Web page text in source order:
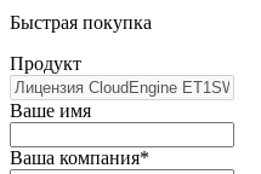
Быстрая покупка
Продукт
Ваше имя
Ваша компания*